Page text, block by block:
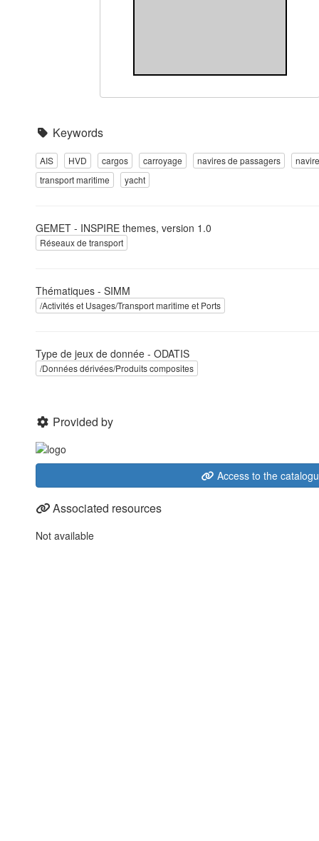
Keywords
AIS HVD cargos carroyage navires de passagers
transport maritime
yacht
GEMET - INSPIRE themes, version 1.0
Réseaux de transport
Thématiques - SIMM
/Activités et Usages/Transport maritime et Ports
Type de jeux de donnée - ODATIS
/Données dérivées/Produits composites
Provided by
Access to the
Associated resources
Not available